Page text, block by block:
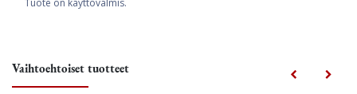
Tuote on käyttövalmis.
Vaihtoehtoiset tuotteet